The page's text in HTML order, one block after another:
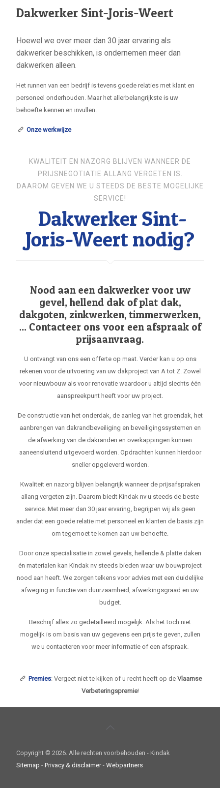
Dakwerker Sint-Joris-Weert
Hoewel we over meer dan 30 jaar ervaring als
dakwerker beschikken, is ondernemen meer dan
dakwerken alleen.
Het runnen van een bedrijf is tevens goede relaties met klant en
personeel onderhouden. Maar het allerbelangrijkste is uw
behoefte kennen en invullen.
Onze werkwijze
KWALITEIT EN NAZORG BLIJVEN WANNEER DE
PRIJSNEGOTIATIE ALLANG VERGETEN IS.
DAAROM GEVEN WE U STEEDS DE BESTE MOGELIJKE
SERVICE!
Dakwerker Sint-
Joris-Weert nodig?
Nood aan een dakwerker voor uw
gevel, hellend dak of plat dak,
dakgoten, zinkwerken, timmerwerken,
... Contacteer ons voor een afspraak of
prijsaanvraag.
U ontvangt van ons een offerte op maat. Verder kan u op ons
rekenen voor de uitvoering van uw dakproject van A tot Z. Zowel
voor nieuwbouw als voor renovatie waardoor u altijd slechts één
aanspreekpunt heeft voor uw project.
De constructie van het onderdak, de aanleg van het groendak, het
aanbrengen van dakrandbeveiliging en beveiligingssystemen en
de afwerking van de dakranden en overkappingen kunnen
aaneensluitend uitgevoerd worden. Opdrachten kunnen hierdoor
sneller opgeleverd worden.
Kwaliteit en nazorg blijven belangrijk wanneer de prijsafspraken
allang vergeten zijn. Daarom biedt Kindak nv u steeds de beste
service. Met meer dan 30 jaar ervaring, begrijpen wij als geen
ander dat een goede relatie met personeel en klanten de basis zijn
om tegemoet te komen aan uw behoefte.
Door onze specialisatie in zowel gevels, hellende & platte daken
én materialen kan Kindak nv steeds bieden waar uw bouwproject
nood aan heeft. We zorgen telkens voor advies met een duidelijke
afweging in functie van duurzaamheid, afwerkingsgraad en uw
budget.
Beschrijf alles zo gedetailleerd mogelijk. Als het toch niet
mogelijk is om basis van uw gegevens een prijs te geven, zullen
we u contacteren voor meer informatie of een afspraak.
Premies: Vergeet niet te kijken of u recht heeft op deVlaamse
Verbeteringspremie!
Copyright © 2026. Alle rechten voorbehouden - Kindak
Sitemap - Privacy & disclaimer- Webpartners